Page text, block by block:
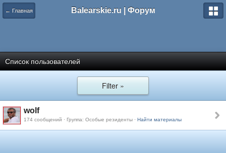
← Главная Balearskie.ru | Форум
Список пользователей
Filter »
wolf
174 сообщений · Группа: Особые резиденты · Найти материалы